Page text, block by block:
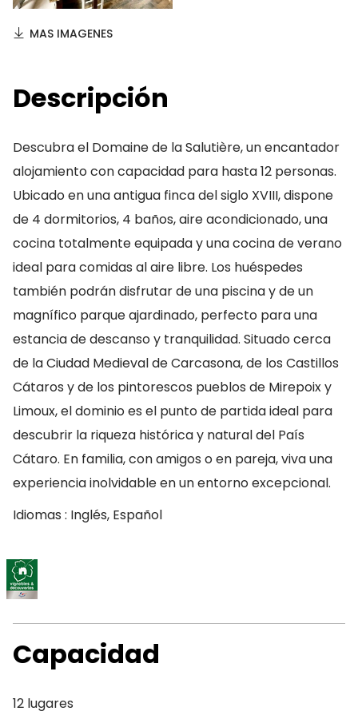
MAS IMAGENES
Descripción
Descubra el Domaine de la Salutière, un encantador
alojamiento con capacidad para hasta 12 personas.
Ubicado en una antigua finca del siglo XVIII, dispone
de 4 dormitorios, 4 baños, aire acondicionado, una
cocina totalmente equipada y una cocina de verano
ideal para comidas al aire libre. Los huéspedes
también podrán disfrutar de una piscina y de un
magnífico parque ajardinado, perfecto para una
estancia de descanso y tranquilidad. Situado cerca
de la Ciudad Medieval de Carcasona, de los Castillos
Cátaros y de los pintorescos pueblos de Mirepoix y
Limoux, el dominio es el punto de partida ideal para
descubrir la riqueza histórica y natural del País
Cátaro. En familia, con amigos o en pareja, viva una
experiencia inolvidable en un entorno excepcional.
Idiomas : Inglés, Español
Capacidad
12 lugares